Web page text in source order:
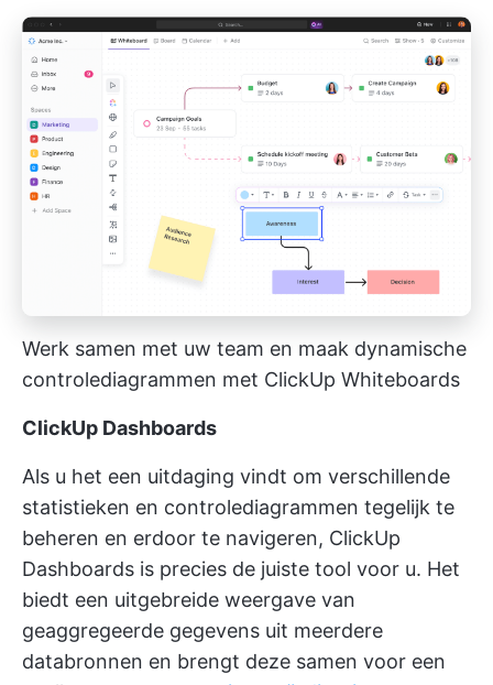
Werk samen met uw team en maak dynamische
controlediagrammen met ClickUp Whiteboards
ClickUp Dashboards
Als u het een uitdaging vindt om verschillende
statistieken en controlediagrammen tegelijk te
beheren en erdoor te navigeren, ClickUp
Dashboards is precies de juiste tool voor u. Het
biedt een uitgebreide weergave van
geaggregeerde gegevens uit meerdere
databronnen en brengt deze samen voor een